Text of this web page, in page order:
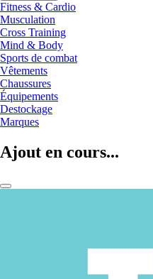
Fitness & Cardio
Musculation
Cross Training
Mind & Body
Sports de combat
Vêtements
Chaussures
Équipements
Destockage
Marques
Ajout en cours...